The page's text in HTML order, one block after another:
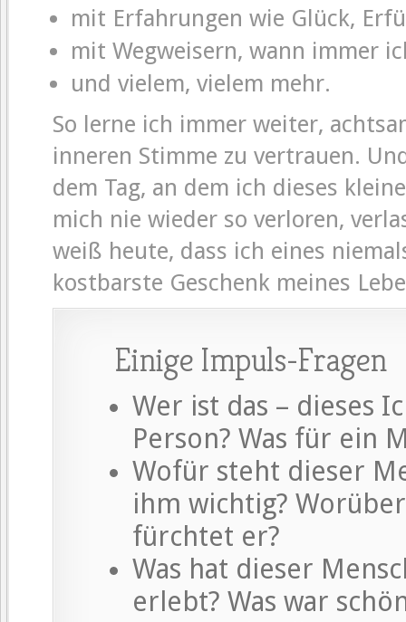
mit Erfahrungen wie Glück,
mit Wegweisern, wann immer
und vielem, vielem mehr.
So lerne ich immer weiter,
inneren Stimme zu vertrauen.
dem Tag, an dem ich dieses
mich nie wieder so verloren,
weiß heute, dass ich eines
kostbarste Geschenk meines
Einige Impuls-Fragen
Wer ist das – dieses
Person? Was für ein
Wofür steht dieser
ihm wichtig?
fürchtet er?
Was hat dieser
erlebt? Was war